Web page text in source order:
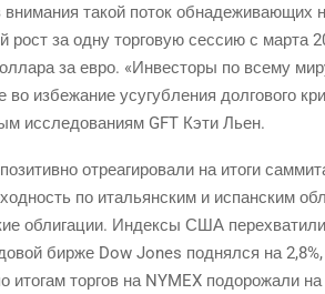
такой поток обна­де­жи­ва­ю­щих
рост за одну тор­го­вую сес­сию с мар­та
за евро. «Инве­сто­ры по все­му
избе­жа­ние усу­губ­ле­ния дол­го­во­го
иссле­до­ва­ни­ям GFT Кэти Льен.
отре­а­ги­ро­ва­ли на ито­ги
по ита­льян­ским и испан­ским
обли­га­ции. Индек­сы США
бир­же Dow Jones под­нял­ся на 2,8%,
тор­гов на NYMEX подо­ро­жа­ли